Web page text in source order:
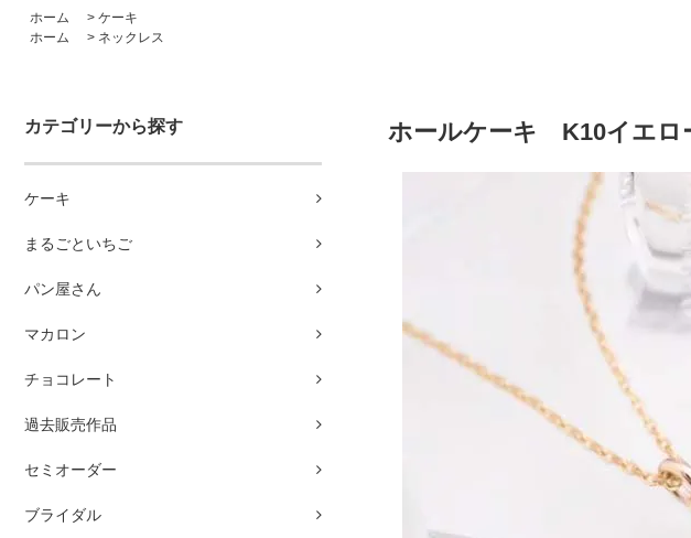
ホーム > ケーキ
ホーム
> ネックレス
カテゴリーから探す
ケーキ
まるごといちご
パン屋さん
マカロン
チョコレート
過去販売作品
セミオーダー
ブライダル
ホールケーキ K10イエロ